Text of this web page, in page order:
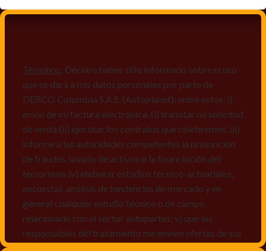
Términos: Declaro haber sido informado sobre el uso
que se dará a mis datos personales por parte de
DERCO Colombia S.A.S. (Autoplanet); entre estos: i)
envío de mi factura electrónica, (i) tramitar mi solicitud
de venta (ii) ejecutar los contratos que celebremos, iii)
informe a las autoridades competentes la presunción
de fraudes, lavado de activos o la financiación del
terrorismo iv) elaborar estudios técnico-actuariales,
encuestas, análisis de tendencias de mercado y en
general cualquier estudio técnico o de campo
relacionado con el sector autopartes; v) que los
responsables del tratamiento me envíen ofertas de sus